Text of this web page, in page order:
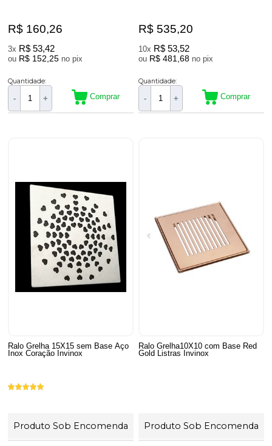
R$ 160,26
3x R$ 53,42
ou R$ 152,25 no pix
Quantidade:
- + Comprar
R$ 535,20
10x R$ 53,52
ou R$ 481,68 no pix
Quantidade:
- + Comprar
Ralo Grelha 15X15 sem Base Aço
Inox Coração Invinox
Produto Sob Encomenda
Ralo Grelha10X10 com Base Red
Gold Listras Invinox
Produto Sob Encomenda